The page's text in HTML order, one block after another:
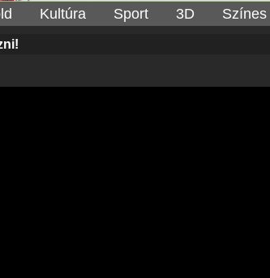
Kultúra Sport 3D Színes